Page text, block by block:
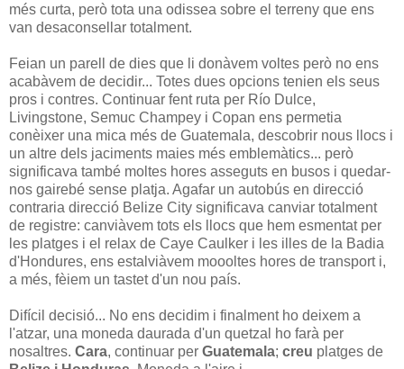
més curta, però tota una odissea sobre el terreny que ens
van desaconsellar totalment.
Feian un parell de dies que li donàvem voltes però no ens
acabàvem de decidir... Totes dues opcions tenien els seus
pros i contres. Continuar fent ruta per Río Dulce,
Livingstone, Semuc Champey i Copan ens permetia
conèixer una mica més de Guatemala, descobrir nous llocs i
un altre dels jaciments maies més emblemàtics... però
significava també moltes hores asseguts en busos i quedar-
nos gairebé sense platja. Agafar un autobús en direcció
contraria direcció Belize City significava canviar totalment
de registre: canviàvem tots els llocs que hem esmentat per
les platges i el relax de Caye Caulker i les illes de la Badia
d'Hondures, ens estalviàvem moooltes hores de transport i,
a més, fèiem un tastet d'un nou país.
Difícil decisió... No ens decidim i finalment ho deixem a
l'atzar, una moneda daurada d'un quetzal ho farà per
nosaltres. Cara, continuar per Guatemala; creu platges de